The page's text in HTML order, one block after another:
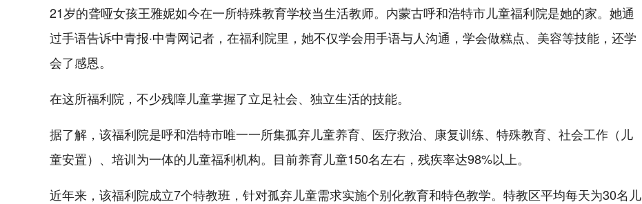
21岁的聋哑女孩王雅妮如今在一所特殊教育学校当生活教师。内蒙古呼和浩特市儿童福利院是她的家。她通
过手语告诉中青报·中青网记者，在福利院里，她不仅学会用手语与人沟通，学会做糕点、美容等技能，还学
会了感恩。
在这所福利院，不少残障儿童掌握了立足社会、独立生活的技能。
据了解，该福利院是呼和浩特市唯一一所集孤弃儿童养育、医疗救治、康复训练、特殊教育、社会工作（儿
童安置）、培训为一体的儿童福利机构。目前养育儿童150名左右，残疾率达98%以上。
近年来，该福利院成立7个特教班，针对孤弃儿童需求实施个别化教育和特色教学。特教区平均每天为30名儿